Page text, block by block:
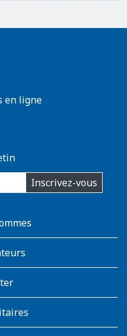
en ligne
Inscrivez-vous